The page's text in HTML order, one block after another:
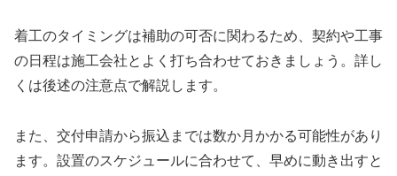
着工のタイミングは補助の可否に関わるため、契約や工事
の日程は施工会社とよく打ち合わせておきましょう。詳し
くは後述の注意点で解説します。
また、交付申請から振込までは数か月かかる可能性があり
ます。設置のスケジュールに合わせて、早めに動き出すと